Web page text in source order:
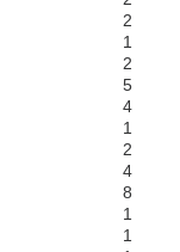
2
1
2
5
4
1
2
4
8
1
1